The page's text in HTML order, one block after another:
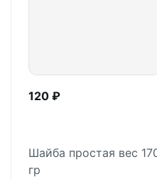
120 ₽
Шайба простая вес
гр